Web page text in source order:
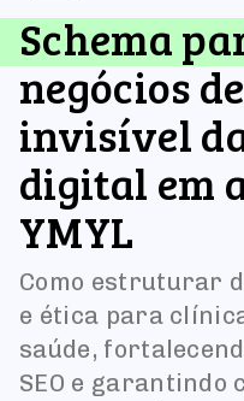
Schema
negócios
invisível
digital em
YMYL
Como estruturar
e ética para
saúde,
SEO e garantindo